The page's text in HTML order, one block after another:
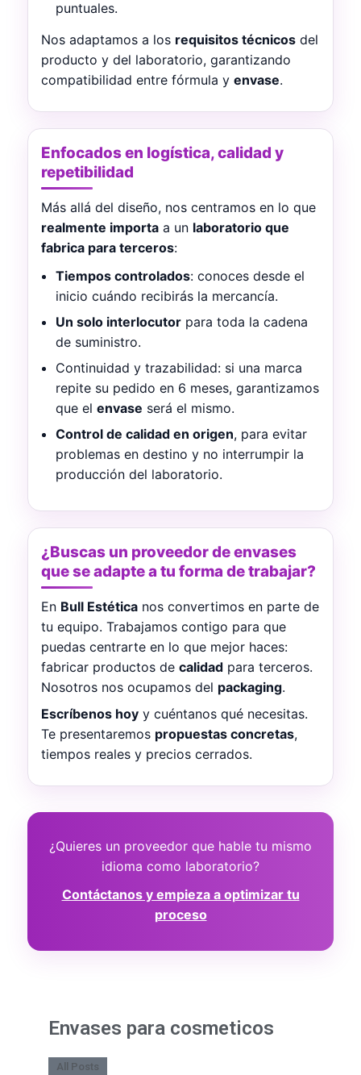
puntuales.
Nos adaptamos a los requisitos técnicos del
producto y del laboratorio, garantizando
compatibilidad entre fórmula y envase.
Enfocados en logística, calidad y
repetibilidad
Más allá del diseño, nos centramos en lo que
realmente importa a un laboratorio que
fabrica para terceros:
Tiempos controlados: conoces desde el
inicio cuándo recibirás la mercancía.
Un solo interlocutor para toda la cadena
de suministro.
Continuidad y trazabilidad: si una marca
repite su pedido en 6 meses, garantizamos
que el envase será el mismo.
Control de calidad en origen, para evitar
problemas en destino y no interrumpir la
producción del laboratorio.
¿Buscas un proveedor de envases
que se adapte a tu forma de trabajar?
En Bull Estética nos convertimos en parte de
tu equipo. Trabajamos contigo para que
puedas centrarte en lo que mejor haces:
fabricar productos de calidad para terceros.
Nosotros nos ocupamos del packaging.
Escríbenos hoy y cuéntanos qué necesitas.
Te presentaremos propuestas concretas,
tiempos reales y precios cerrados.
¿Quieres un proveedor que hable tu mismo
idioma como laboratorio?
Contáctanos y empieza a optimizar tu
proceso
Envases para cosmeticos
All Posts